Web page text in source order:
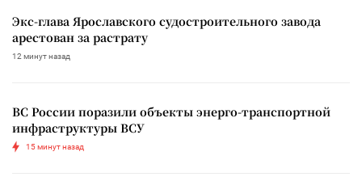
Экс-глава Ярославского судостроительного завода
арестован за растрату
12 минут назад
ВС России поразили объекты энерго-транспортной
инфраструктуры ВСУ
15 минут назад